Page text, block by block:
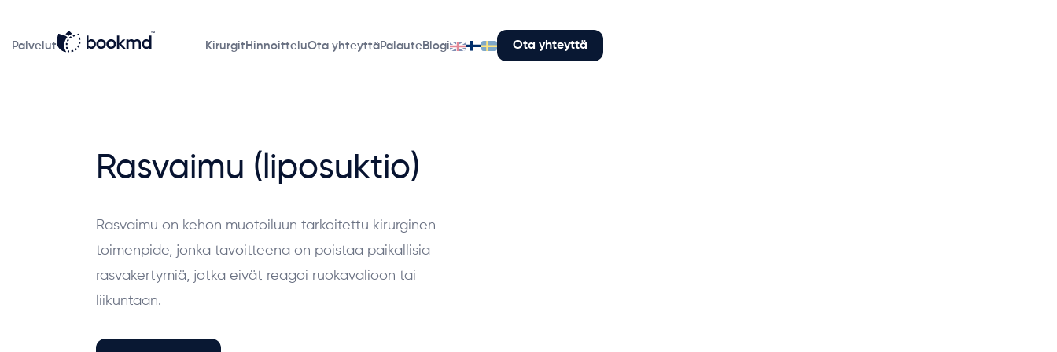
Palvelut Kirurgit HinnoitteluOta yhteyttäPalauteBlogi Ota yhteyttä
Rasvaimu (liposuktio)
Rasvaimu on kehon muotoiluun tarkoitettu kirurginen
toimenpide, jonka tavoitteena on poistaa paikallisia
rasvakertymiä, jotka eivät reagoi ruokavalioon tai
liikuntaan.